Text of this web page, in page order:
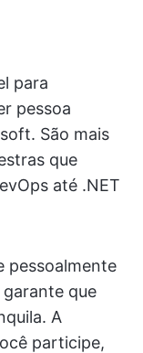
para
pessoa
São mais
que
até .NET
pessoalmente
garante que
A
participe,